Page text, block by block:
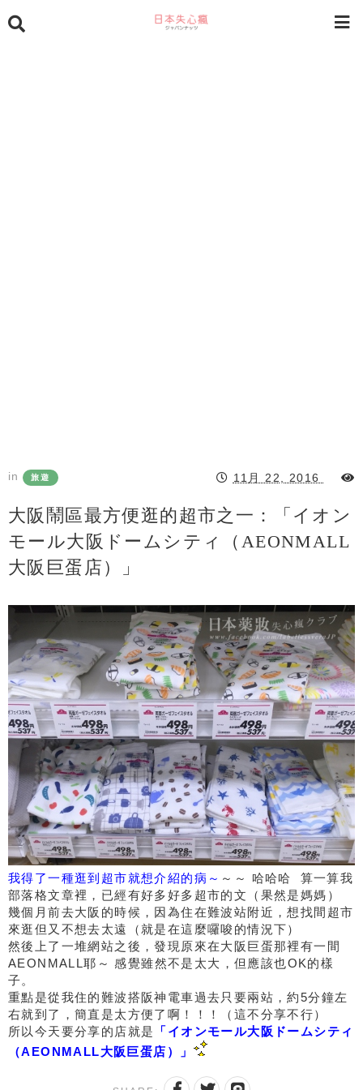
in 旅遊 11月 22, 2016
大阪鬧區最方便逛的超市之一：「イオン
モール大阪ドームシティ（AEONMALL
大阪巨蛋店）」
我得了一種逛到超市就想介紹的病～ ～～ 哈哈哈 算一算我
部落格文章裡，已經有好多好多超市的文（果然是媽媽）
幾個月前去大阪的時候，因為住在難波站附近，想找間超市
來逛但又不想去太遠（就是在這麼囉唆的情況下）
然後上了一堆網站之後，發現原來在大阪巨蛋那裡有一間
AEONMALL耶～ 感覺雖然不是太大，但應該也OK的樣
子。
重點是從我住的難波搭阪神電車過去只要兩站，約5分鐘左
右就到了，簡直是太方便了啊！！！（這不分享不行）
所以今天要分享的店就是
「イオンモール大阪ドームシティ
（AEONMALL大阪巨蛋店）」